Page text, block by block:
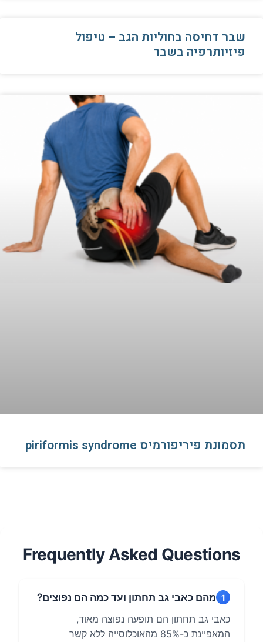
שבר דחיסה בחוליות הגב – טיפול
פיזיותרפיה בשבר
תסמונת פיריפורמיס piriformis syndrome
Frequently Asked Questions
1 מהם כאבי גב תחתון ועד כמה הם נפוצים?
כאבי גב תחתון הם תופעה נפוצה מאוד,
המאפיינת כ-85% מהאוכלוסייה ללא קשר